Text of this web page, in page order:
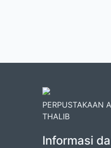
PERPUSTAKAAN
THALIB
Informasi